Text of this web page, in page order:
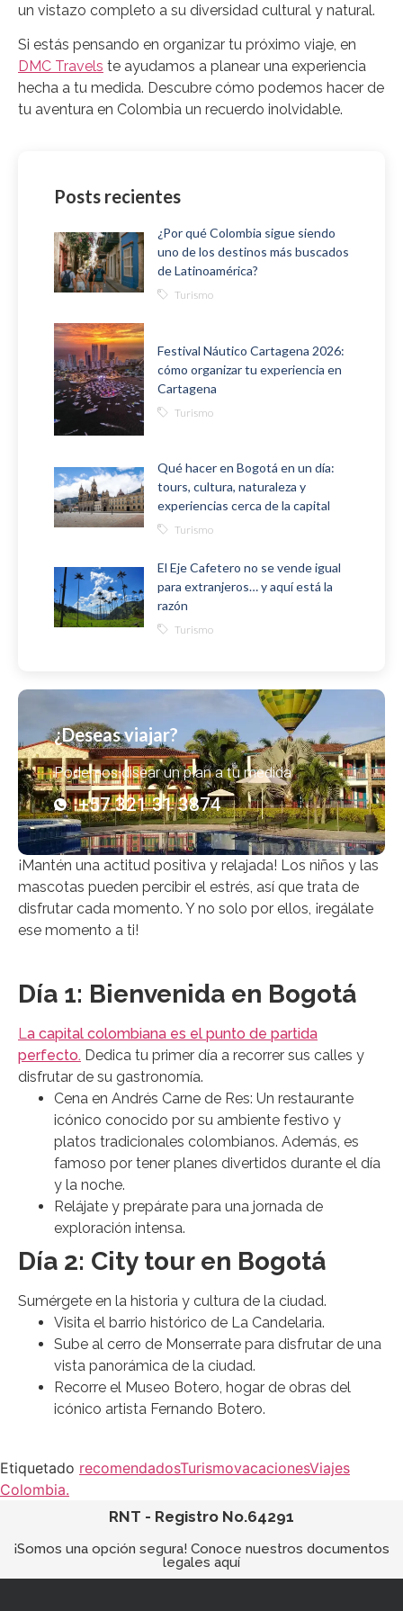
un vistazo completo a su diversidad cultural y natural.
Si estás pensando en organizar tu próximo viaje, en
DMC Travels te ayudamos a planear una experiencia
hecha a tu medida. Descubre cómo podemos hacer de
tu aventura en Colombia un recuerdo inolvidable.
Posts recientes
¿Por qué Colombia sigue siendo
uno de los destinos más buscados
de Latinoamérica?
Turismo
Festival Náutico Cartagena 2026:
cómo organizar tu experiencia en
Cartagena
Turismo
Qué hacer en Bogotá en un día:
tours, cultura, naturaleza y
experiencias cerca de la capital
Turismo
El Eje Cafetero no se vende igual
para extranjeros… y aquí está la
razón
Turismo
¿Deseas viajar?
Podemos disear un plan a tu medida
+57 321 31 3874
¡Mantén una actitud positiva y relajada! Los niños y las
mascotas pueden percibir el estrés, así que trata de
disfrutar cada momento. Y no solo por ellos, ¡regálate
ese momento a ti!
Día 1: Bienvenida en Bogotá
La capital colombiana es el punto de partida
perfecto. Dedica tu primer día a recorrer sus calles y
disfrutar de su gastronomía.
Cena en Andrés Carne de Res: Un restaurante
icónico conocido por su ambiente festivo y
platos tradicionales colombianos. Además, es
famoso por tener planes divertidos durante el día
y la noche.
Relájate y prepárate para una jornada de
exploración intensa.
Día 2: City tour en Bogotá
Sumérgete en la historia y cultura de la ciudad.
Visita el barrio histórico de La Candelaria.
Sube al cerro de Monserrate para disfrutar de una
vista panorámica de la ciudad.
Recorre el Museo Botero, hogar de obras del
icónico artista Fernando Botero.
Etiquetado recomendadosTurismovacacionesViajes
Colombia.
RNT - Registro No.64291
¡Somos una opción segura! Conoce nuestros documentos
legales aquí